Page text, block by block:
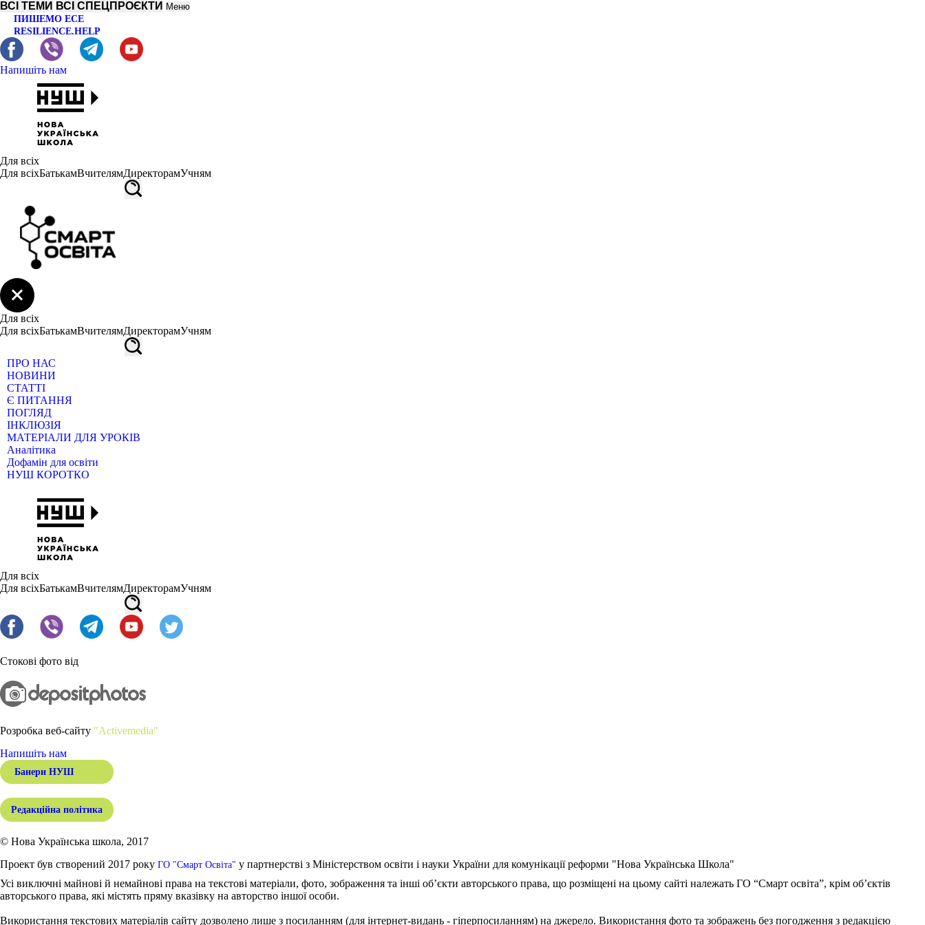
ВСІ ТЕМИ ВСІ СПЕЦПРОЄКТИ Меню
ПИШЕМО ЕСЕ
RESILIENCE.HELP
Напишіть нам
Для всіх
Для всіхБатькамВчителямДиректорамУчням
Для всіх
Для всіхБатькамВчителямДиректорамУчням
ПРО НАС
НОВИНИ
СТАТТІ
Є ПИТАННЯ
ПОГЛЯД
ІНКЛЮЗІЯ
МАТЕРІАЛИ ДЛЯ УРОКІВ
Аналітика
Дофамін для освіти
НУШ КОРОТКО
Для всіх
Для всіхБатькамВчителямДиректорамУчням
Стокові фото від
Розробка веб-сайту "Activemedia"
Напишіть нам
Банери НУШ
Редакційна політика
© Нова Українська школа, 2017
Проект був створений 2017 року ГО "Смарт Освіта" у партнерстві з Міністерством освіти і науки України для комунікації реформи "Нова Українська Школа"
Усі виключні майнові й немайнові права на текстові матеріали, фото, зображення та інші об’єкти авторського права, що розміщені на цьому сайті належать ГО “Смарт освіта”, крім об’єктів
авторського права, які містять пряму вказівку на авторство іншої особи.
Використання текстових матеріалів сайту дозволено лише з посиланням (для інтернет-видань - гіперпосиланням) на джерело. Використання фото та зображень без погодження з редакцією